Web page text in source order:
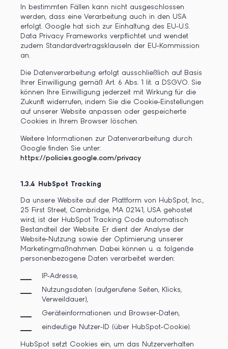
In bestimmten Fällen kann nicht ausgeschlossen
werden, dass eine Verarbeitung auch in den USA
erfolgt. Google hat sich zur Einhaltung des EU-U.S.
Data Privacy Frameworks verpflichtet und wendet
zudem Standardvertragsklauseln der EU-Kommission
an.
Die Datenverarbeitung erfolgt ausschließlich auf Basis
Ihrer Einwilligung gemäß Art. 6 Abs. 1 lit. a DSGVO. Sie
können Ihre Einwilligung jederzeit mit Wirkung für die
Zukunft widerrufen, indem Sie die Cookie-Einstellungen
auf unserer Website anpassen oder gespeicherte
Cookies in Ihrem Browser löschen.
Weitere Informationen zur Datenverarbeitung durch
Google finden Sie unter:
https://policies.google.com/privacy
1.3.4 HubSpot Tracking
Da unsere Website auf der Plattform von HubSpot, Inc.,
25 First Street, Cambridge, MA 02141, USA gehostet
wird, ist der HubSpot Tracking Code automatisch
Bestandteil der Website. Er dient der Analyse der
Website-Nutzung sowie der Optimierung unserer
Marketingmaßnahmen. Dabei können u. a. folgende
personenbezogene Daten verarbeitet werden:
IP-Adresse,
Nutzungsdaten (aufgerufene Seiten, Klicks,
Verweildauer),
Geräteinformationen und Browser-Daten,
eindeutige Nutzer-ID (über HubSpot-Cookie).
HubSpot setzt Cookies ein, um das Nutzerverhalten